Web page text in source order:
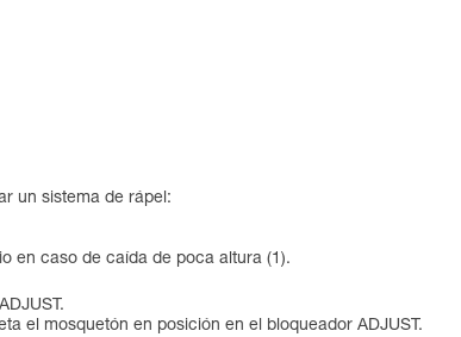
un sistema de rápel:
en caso de caída de poca altura (1).
el mosquetón en posición en el bloqueador ADJUST.